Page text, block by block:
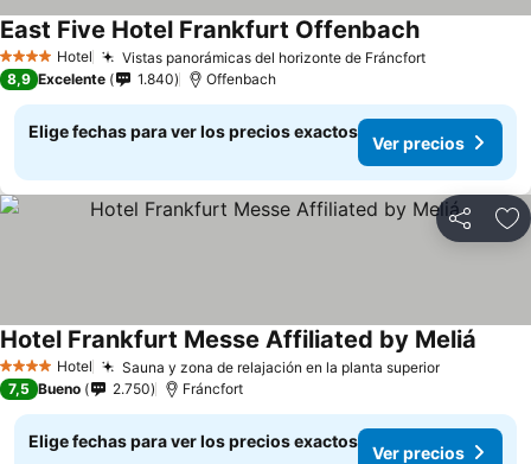
4 EstrellasHotel Vistas panorámicas del horizonte de Fráncfort
East Five Hotel Frankfurt Offenbach
8,9 Excelente 1.840 Offenbach
Elige fechas para ver los precios exactos
Ver precios
Compartir
4 EstrellasHotel Sauna y zona de relajación en la planta superior
Hotel Frankfurt Messe Affiliated by Meliá
7,5 Bueno 2.750 Fráncfort
Elige fechas para ver los precios exactos
Ver precios